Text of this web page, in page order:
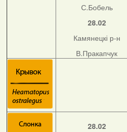
С.Бобель
28.02
Камянецкі р-н
В.Пракапчук
28.02